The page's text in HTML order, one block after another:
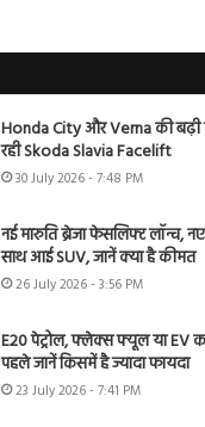
Honda City और Verna की
रही Skoda Slavia Facelift
30 July 2026 - 7:48 PM
नई मारुति ब्रेजा फेसलिफ्ट लॉन्च,
साथ आई SUV, जानें क्या है कीमत
26 July 2026 - 3:56 PM
E20 पेट्रोल, फ्लेक्स फ्यूल या EV
पहले जानें किसमें है ज्यादा फायदा
23 July 2026 - 7:41 PM